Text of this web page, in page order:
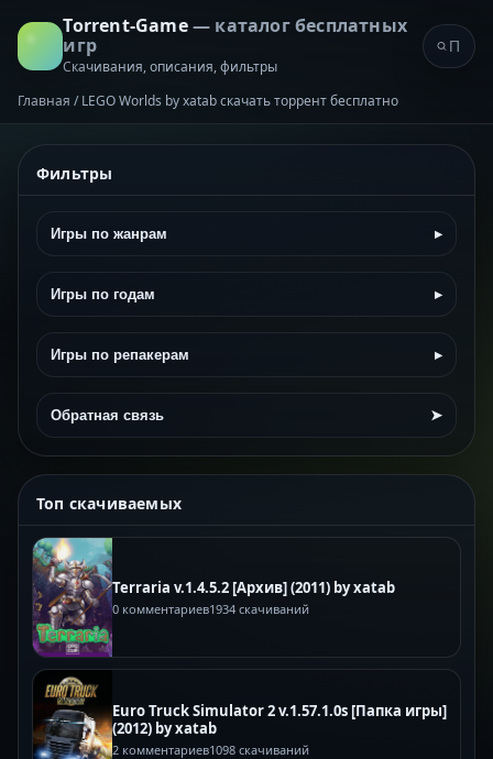
Torrent-Game— каталог бесплатных
игр
Скачивания, описания, фильтры
Главная / LEGO Worlds by xatab скачать торрент бесплатно
Фильтры
Игры по жанрам ▸
Игры по годам ▸
Игры по репакерам ▸
Обратная связь ➤
Топ скачиваемых
Terraria v.1.4.5.2 [Архив] (2011) by xatab
0 комментариев1934 скачиваний
Euro Truck Simulator 2 v.1.57.1.0s [Папка игры]
(2012) by xatab
2 комментариев1098 скачиваний